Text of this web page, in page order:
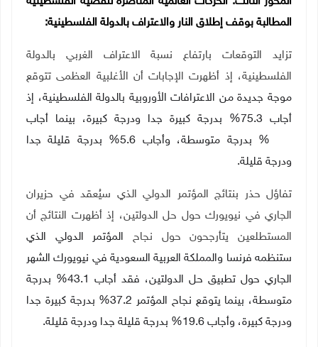
المطالبة بوقف إطلاق النار والاعتراف بالدولة الفلسطينية:
تزايد التوقعات بارتفاع نسبة الاعتراف الغربي بالدولة
الفلسطينية، إذ أظهرت الإجابات أن الأغلبية العظمى تتوقع
موجة جديدة من الاعترافات الأوروبية بالدولة الفلسطينية، إذ
أجاب 75.3% بدرجة كبيرة جدا ودرجة كبيرة، بينما أجاب
19.1% بدرجة متوسطة، وأجاب 5.6% بدرجة قليلة جدا
ودرجة قليلة.
تفاؤل حذر بنتائج المؤتمر الدولي الذي سيُعقد في حزيران
الجاري في نيويورك حول حل الدولتين، إذ أظهرت النتائج أن
المستطلعين يتأرجحون حول نجاح المؤتمر الدولي الذي
ستنظمه فرنسا والمملكة العربية السعودية في نيويورك الشهر
الجاري حول تطبيق حل الدولتين، فقد أجاب 43.1% بدرجة
متوسطة، بينما يتوقع نجاح المؤتمر 37.2% بدرجة كبيرة جدا
ودرجة كبيرة، وأجاب 19.6% بدرجة قليلة جدا ودرجة قليلة.